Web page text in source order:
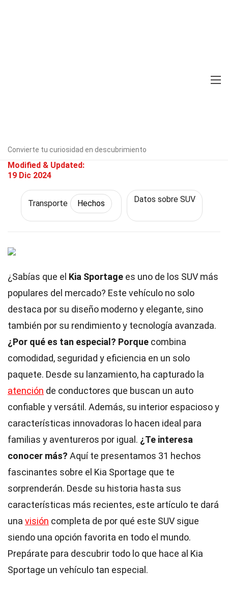
Convierte tu curiosidad en descubrimiento
31 Hechos Sobre Kia Sportage
Agee
Modified & Updated:
19 Dic 2024
Transporte Hechos Datos sobre SUV
¿Sabías que el Kia Sportage es uno de los SUV más
populares del mercado? Este vehículo no solo
destaca por su diseño moderno y elegante, sino
también por su rendimiento y tecnología avanzada.
¿Por qué es tan especial? Porque combina
comodidad, seguridad y eficiencia en un solo
paquete. Desde su lanzamiento, ha capturado la
atención de conductores que buscan un auto
confiable y versátil. Además, su interior espacioso y
características innovadoras lo hacen ideal para
familias y aventureros por igual. ¿Te interesa
conocer más? Aquí te presentamos 31 hechos
fascinantes sobre el Kia Sportage que te
sorprenderán. Desde su historia hasta sus
características más recientes, este artículo te dará
una visión completa de por qué este SUV sigue
siendo una opción favorita en todo el mundo.
Prepárate para descubrir todo lo que hace al Kia
Sportage un vehículo tan especial.